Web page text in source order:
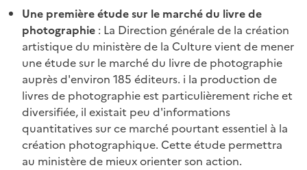
Une première étude sur le marché du livre de
photographie : La Direction générale de la création
artistique du ministère de la Culture vient de mener
une étude sur le marché du livre de photographie
auprès d'environ 185 éditeurs. i la production de
livres de photographie est particulièrement riche et
diversifiée, il existait peu d'informations
quantitatives sur ce marché pourtant essentiel à la
création photographique. Cette étude permettra
au ministère de mieux orienter son action.